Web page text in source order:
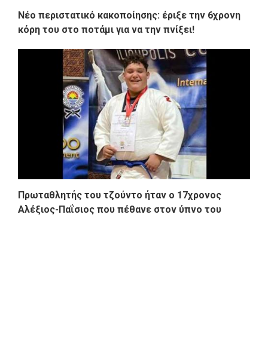
Νέο περιστατικό κακοποίησης: έριξε την 6χρονη
κόρη του στο ποτάμι για να την πνίξει!
Πρωταθλητής του τζούντο ήταν ο 17χρονος
Αλέξιος-Παΐσιος που πέθανε στον ύπνο του